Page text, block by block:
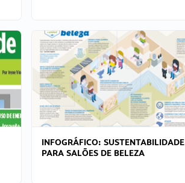
INFOGRÁFICO: SUSTENTABILIDADE
PARA SALÕES DE BELEZA